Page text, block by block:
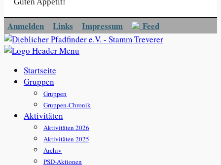
Anmelden Links Impressum Feed
Startseite
Gruppen
Gruppen
Gruppen-Chronik
Aktivitäten
Aktivitäten 2026
Aktivitäten 2025
Archiv
PSD-Aktionen